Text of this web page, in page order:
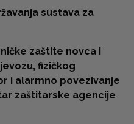
sustava za
zaštite novca i
fizičkog
i alarmno povezivanje
zaštitarske agencije